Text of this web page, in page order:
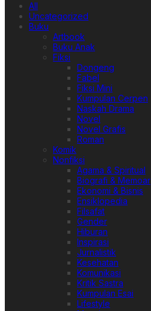
All
Uncategorized
Buku
Artbook
Buku Anak
Fiksi
Dongeng
Fabel
Fiksi Mini
Kumpulan Cerpen
Naskah Drama
Novel
Novel Grafis
Roman
Komik
Nonfiksi
Agama & Spiritual
Biografi & Memoar
Ekonomi & Bisnis
Ensiklopedia
Filsafat
Gender
Hiburan
Inspirasi
Jurnalistik
Kesehatan
Komunikasi
Kritik Sastra
Kumpulan Esai
Lifestyle